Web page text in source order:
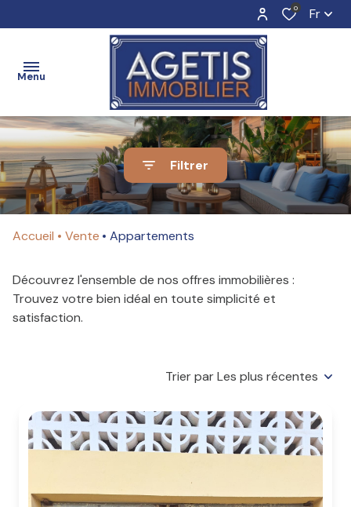
0 Fr
Menu
ACCUEIL
VENTE
Nos
en
Vendre
avec
LOCATION
Nos
à
Louer
avec
Filtrer
Accueil Vente Appartements
Découvrez l'ensemble de nos offres immobilières :
Trouvez votre bien idéal en toute simplicité et
satisfaction.
Trier par Les plus récentes